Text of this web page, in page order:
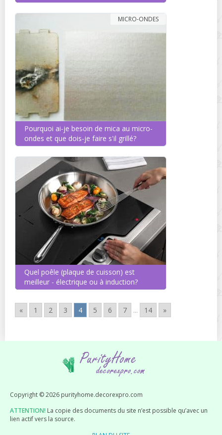
Pourquoi ai-je besoin de mica au micro-
ondes et que dois-je faire s'il grillé?
MICRO-ONDES
Quel poêle (plaque de cuisson) est
meilleur - électrique ou à induction?
« 1 2 3 4 5 6 7 ... 14 »
Copyright © 2026 purityhome.decorexpro.com
ATTENTION! La copie des documents du site n’est possible qu’avec un
lien actif vers la source.